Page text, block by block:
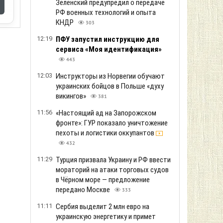
Зеленский предупредил о передаче
РФ военных технологий и опыта
КНДР
303
12:19 ПФУ запустил инструкцию для
сервиса «Моя идентификация»
443
12:03 Инструкторы из Норвегии обучают
украинских бойцов в Польше «духу
викингов»
381
11:56 «Настоящий ад на Запорожском
фронте»: ГУР показало уничтожение
пехоты и логистики оккупантов
432
11:29 Турция призвала Украину и РФ ввести
мораторий на атаки торговых судов
в Чёрном море — предложение
передано Москве
333
11:11 Сербия выделит 2 млн евро на
украинскую энергетику и примет